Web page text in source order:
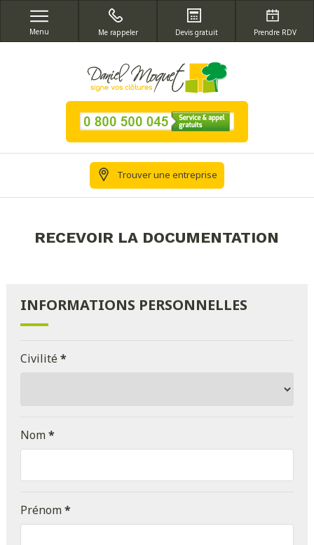
Menu Me rappeler Devis gratuit Prendre RDV
Trouver une entreprise
RECEVOIR LA DOCUMENTATION
INFORMATIONS PERSONNELLES
Civilité*
Nom*
Prénom*